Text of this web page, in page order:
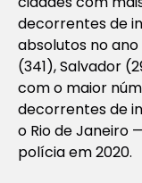
decorrentes de
absolutos no
(341), Salvador
com o maior
decorrentes de
o Rio de Janeiro
polícia em 2020.